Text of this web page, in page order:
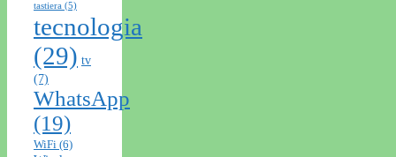
tastiera (5)
tecnologia
(29) tv
(7)
WhatsApp
(19)
WiFi (6)